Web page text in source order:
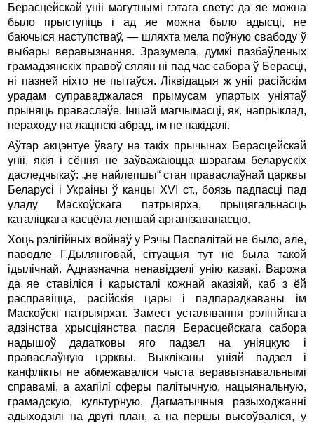
Берасцейскай уніі магутнымі гэтага свету: да яе можна
было прыступіць і ад яе можна было адысці, не
баючыся наступстваў, — шляхта мела поўную свабоду ў
выбары веравызнання. Зразумела, думкі пазбаўленых
грамадзянскіх правоў сялян ні пад час сабора ў Берасці,
ні пазней ніхто не пытаўся. Ліквідацыя ж уніі расійскім
урадам суправаджалася прымусам упартых уніятаў
прыняць праваслаўе. Іншай магчымасці, як, напрыклад,
пераходу на лацінскі абрад, ім не пакідалі.
Аўтар акцэнтуе ўвагу на такіх прычынах Берасцейскай
уніі, якія і сёння не заўважаюцца шэрагам беларускіх
даследчыкаў: „не найлепшы“ стан праваслаўнай царквы
Беларусі і Украіны ў канцы XVI ст., боязь падпасці пад
уладу Маскоўскага патрыярха, прыцягальнасць
каталіцкага касцёла лепшай арганізаванасцю.
Хоць рэлігійных войнаў у Рэчы Паспалітай не было, але,
паводле Г.Дылянговай, сітуацыя тут не была такой
ідылічнай. Адназначна ненавідзелі унію казакі. Варожа
да яе ставіліся і карысталі кожнай аказіяй, каб з ёй
расправіцца, расійскія цары і падпарадкаваны ім
Маскоўскі патрыярхат. Замест усталявання рэлігійнага
адзінства хрысціянства пасля Берасцейскага сабора
надышоў дадатковы яго падзел на уніяцкую і
праваслаўную цэрквы. Выкліканы уніяй падзел і
канфлікты не абмежаваліся чыста веравызнавальнымі
справамі, а ахапілі сферы палітычную, нацыянальную,
грамадскую, культурную. Дагматычныя разыходжанні
адыходзілі на другі план, а на першы высоўваліся, у